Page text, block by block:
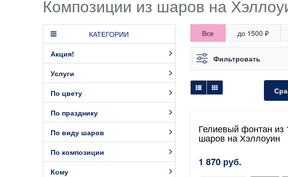
Композиции из шаров на
КАТЕГОРИИ
Акция!
Услуги
По цвету
По празднику
По виду шаров
По композиции
Кому
Все до 1500 ₽
Фильтровать
Гелиевый фонтан из
шаров на Хэллоуин
1 870 руб.